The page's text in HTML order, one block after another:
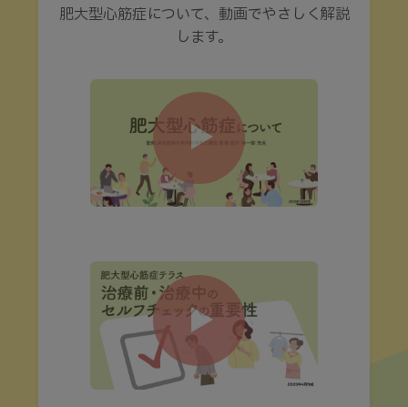
肥大型心筋症について、動画でやさしく解説
します。